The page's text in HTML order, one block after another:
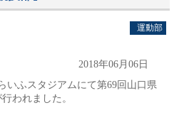
運動部
2018年06月06日
いふスタジアムにて第69回山口県
われました。